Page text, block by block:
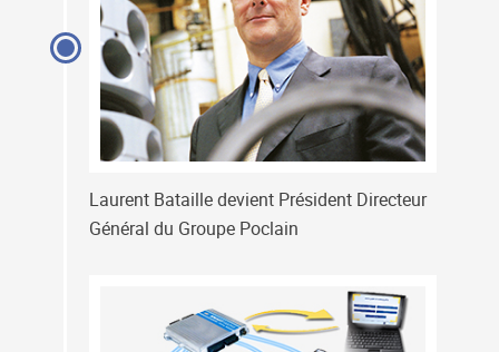
Laurent Bataille devient Président Directeur
Général du Groupe Poclain